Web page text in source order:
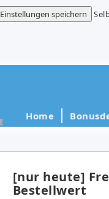
Einstellungen speichern
Home
[nur heute]
Bestellwert